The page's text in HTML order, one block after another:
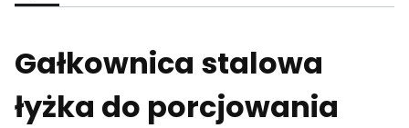
Gałkownica stalowa
łyżka do porcjowania